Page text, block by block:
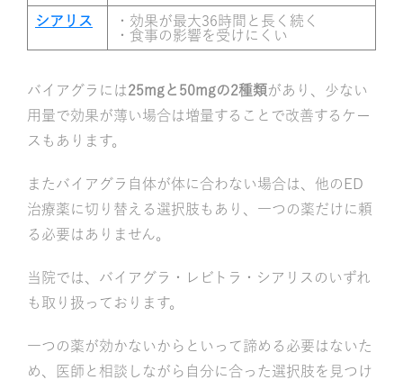
シアリス
・効果が最大36時間と長く続く
・食事の影響を受けにくい
バイアグラには25mgと50mgの2種類があり、少ない
用量で効果が薄い場合は増量することで改善するケー
スもあります。
またバイアグラ自体が体に合わない場合は、他のED
治療薬に切り替える選択肢もあり、一つの薬だけに頼
る必要はありません。
当院では、バイアグラ・レビトラ・シアリスのいずれ
も取り扱っております。
一つの薬が効かないからといって諦める必要はないた
め、医師と相談しながら自分に合った選択肢を見つけ